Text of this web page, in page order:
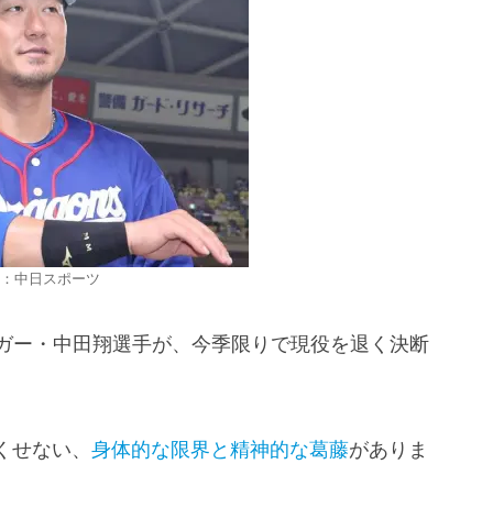
中日スポーツ
ー・中田翔選手が、今季限りで現役を退く決断
ない、 身体的な限界と精神的な葛藤がありま